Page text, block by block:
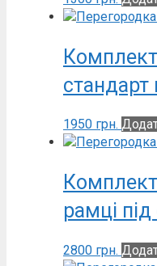
1950 грн.
рамці
2800 грн.